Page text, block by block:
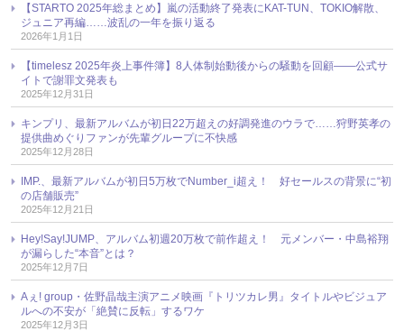
【STARTO 2025年総まとめ】嵐の活動終了発表にKAT-TUN、TOKIO解散、
ジュニア再編……波乱の一年を振り返る
2026年1月1日
【timelesz 2025年炎上事件簿】8人体制始動後からの騒動を回顧――公式サ
イトで謝罪文発表も
2025年12月31日
キンプリ、最新アルバムが初日22万超えの好調発進のウラで……狩野英孝の
提供曲めぐりファンが先輩グループに不快感
2025年12月28日
IMP.、最新アルバムが初日5万枚でNumber_i超え！ 好セールスの背景に“初
の店舗販売”
2025年12月21日
Hey!Say!JUMP、アルバム初週20万枚で前作超え！ 元メンバー・中島裕翔
が漏らした“本音”とは？
2025年12月7日
Aぇ! group・佐野晶哉主演アニメ映画『トリツカレ男』タイトルやビジュア
ルへの不安が「絶賛に反転」するワケ
2025年12月3日